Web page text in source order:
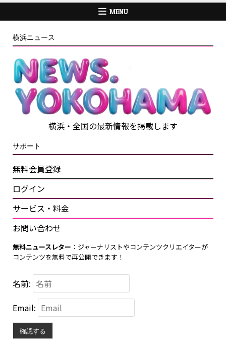
MENU
横浜ニュース
横浜・全国の最新情報を掲載します
サポート
無料会員登録
ログイン
サービス・料金
お問い合わせ
無料ニュースレター ：ジャーナリストやコンテンツクリエイターが
コンテンツを無料で再公開できます！
名前:
Email:
確認する